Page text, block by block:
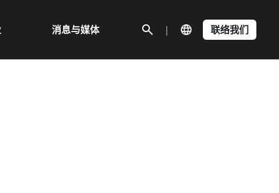
消息与媒体 | 联络我们